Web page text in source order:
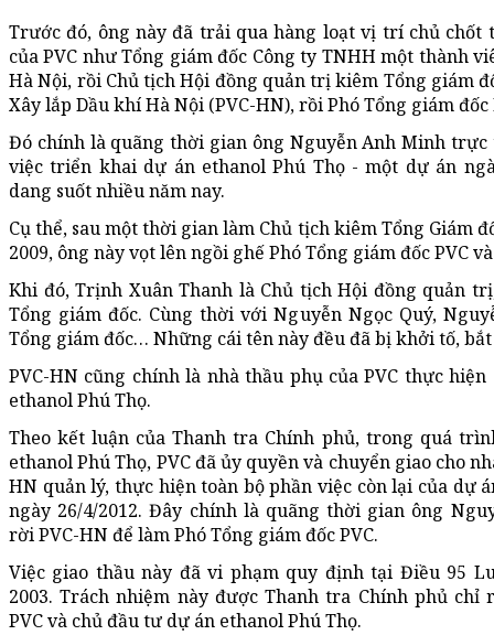
Trước đó, ông này đã trải qua hàng loạt vị trí chủ chốt
của PVC như Tổng giám đốc Công ty TNHH một thành
Hà Nội, rồi Chủ tịch Hội đồng quản trị kiêm Tổng giám
Xây lắp Dầu khí Hà Nội (PVC-HN), rồi Phó Tổng giám đốc
Đó chính là quãng thời gian ông Nguyễn Anh Minh
việc triển khai dự án ethanol Phú Thọ - một dự án
dang suốt nhiều năm nay.
Cụ thể, sau một thời gian làm Chủ tịch kiêm Tổng Giám
2009, ông này vọt lên ngồi ghế Phó Tổng giám đốc PVC
Khi đó, Trịnh Xuân Thanh là Chủ tịch Hội đồng quản
Tổng giám đốc. Cùng thời với Nguyễn Ngọc Quý,
Tổng giám đốc… Những cái tên này đều đã bị khởi tố,
PVC-HN cũng chính là nhà thầu phụ của PVC thực hiện
ethanol Phú Thọ.
Theo kết luận của Thanh tra Chính phủ, trong quá
ethanol Phú Thọ, PVC đã ủy quyền và chuyển giao cho
HN quản lý, thực hiện toàn bộ phần việc còn lại của dự
ngày 26/4/2012. Đây chính là quãng thời gian ông
rời PVC-HN để làm Phó Tổng giám đốc PVC.
Việc giao thầu này đã vi phạm quy định tại Điều 95
2003. Trách nhiệm này được Thanh tra Chính phủ chỉ
PVC và chủ đầu tư dự án ethanol Phú Thọ.